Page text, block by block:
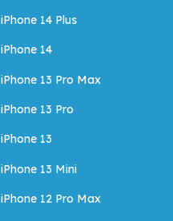
iPhone 14 Plus
iPhone 14
iPhone 13 Pro Max
iPhone 13 Pro
iPhone 13
iPhone 13 Mini
iPhone 12 Pro Max